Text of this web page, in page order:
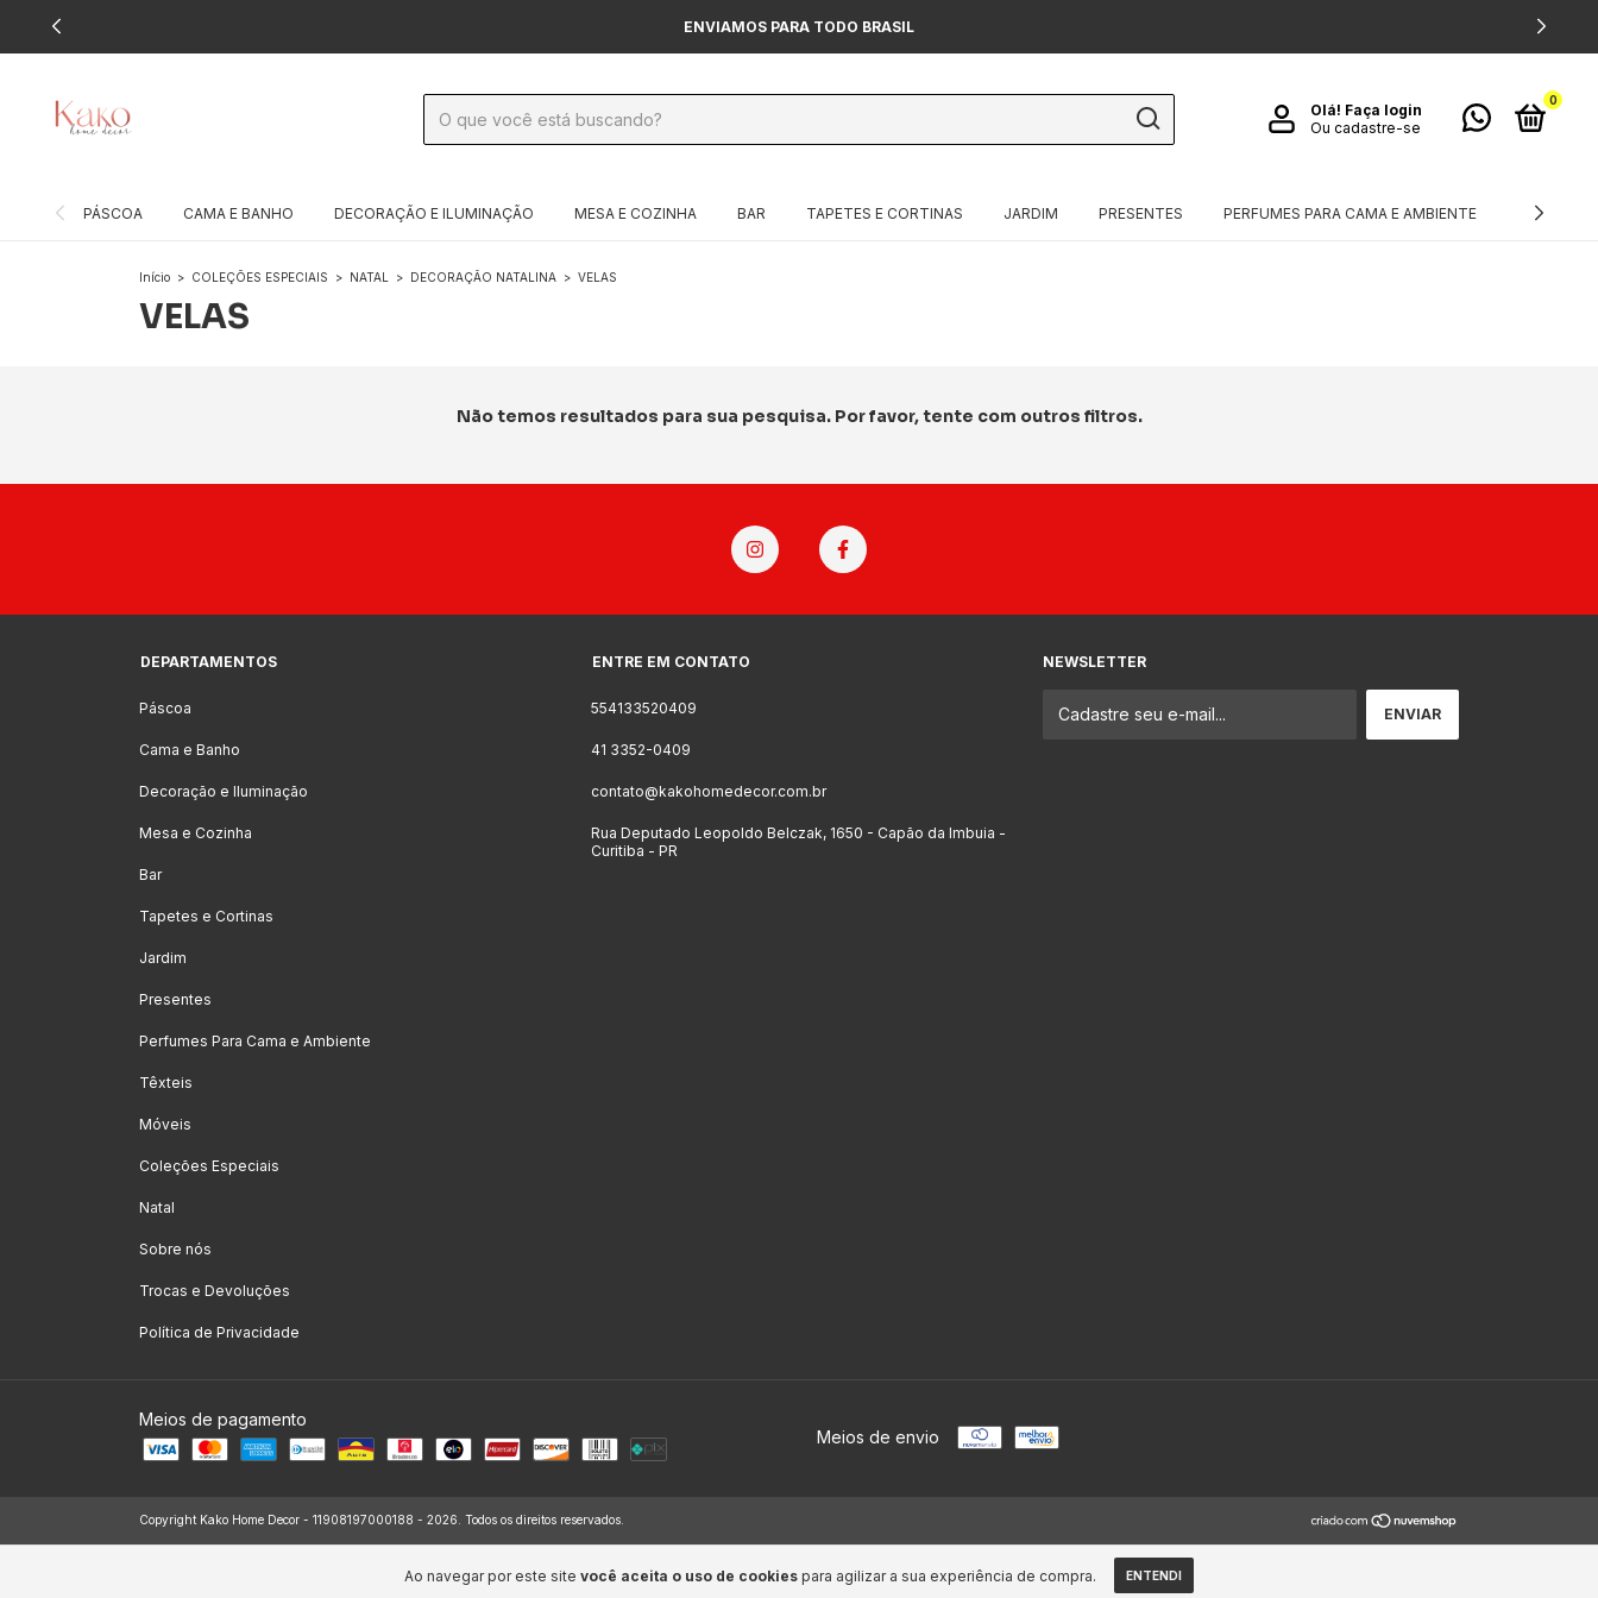
ENVIAMOS PARA TODO BRASIL
Olá! Faça login
Ou cadastre-se
0
PÁSCOA CAMA E BANHO DECORAÇÃO E ILUMINAÇÃO MESA E COZINHA BAR TAPETES E CORTINAS JARDIM PRESENTES PERFUMES PARA CAMA E AMBIENTE TÊXTEIS
Ao navegar por este site você aceita o uso de cookies para agilizar a sua experiência de compra. ENTENDI
Início > COLEÇÕES ESPECIAIS > NATAL > DECORAÇÃO NATALINA > VELAS
VELAS
Não temos resultados para sua pesquisa. Por favor, tente com outros filtros.
DEPARTAMENTOS
Páscoa
Cama e Banho
Decoração e Iluminação
Mesa e Cozinha
Bar
Tapetes e Cortinas
Jardim
Presentes
Perfumes Para Cama e Ambiente
Têxteis
Móveis
Coleções Especiais
Natal
Sobre nós
Trocas e Devoluções
Política de Privacidade
ENTRE EM CONTATO
554133520409
41 3352-0409
contato@kakohomedecor.com.br
Rua Deputado Leopoldo Belczak, 1650 - Capão da Imbuia -
Curitiba - PR
NEWSLETTER
Meios de pagamento
Meios de envio
Copyright Kako Home Decor - 11908197000188 - 2026. Todos os direitos reservados.